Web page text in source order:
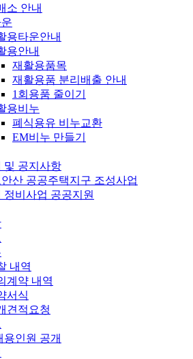
소 안내
용타운안내
용안내
재활용품목
재활용품 분리배출 안내
1회용품 줄이기
용비누
폐식용유 비누교환
EM비누 만들기
및 공지사항
산 공공주택지구 조성사업
정비사업 공공지원
내역
계약 내역
서식
견적요청
용인원 공개